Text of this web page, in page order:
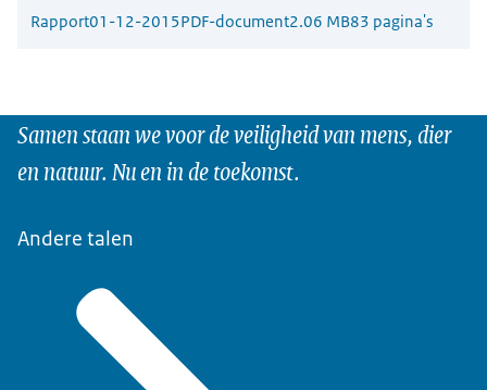
Rapport01-12-2015PDF-document2.06 MB83 pagina's
Samen staan we voor de veiligheid van mens, dier
en natuur. Nu en in de toekomst.
Andere talen